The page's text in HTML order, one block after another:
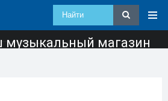
музыкальный магазин